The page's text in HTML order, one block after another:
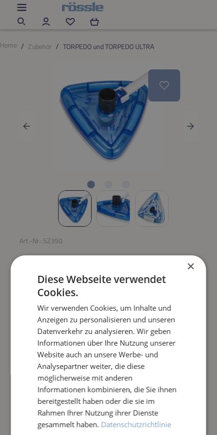
Zum Hauptinhalt springen
Du hast 0 Produkte auf dem Merkzettel
Home
Zubehör TORPEDO und TORPEDO ULTRA
Art.-Nr.: SZ350
DREIECKBODENABSAUG
BÜRSTE TORPEDO
Regulärer Preis:
69,00 €
Preise inkl. MwSt. zzgl. Versandkosten
Produkt Anzahl: Gib den gewünschten
IN DEN WARENKORB
Frage zum Artikel
×
Diese Webseite verwendet
Cookies.
Wir verwenden Cookies, um Inhalte und
Anzeigen zu personalisieren und unseren
Datenverkehr zu analysieren. Wir geben
Informationen über Ihre Nutzung unserer
Website auch an unsere Werbe- und
Analysepartner weiter, die diese
möglicherweise mit anderen
Informationen kombinieren, die Sie ihnen
bereitgestellt haben oder die sie im
Rahmen Ihrer Nutzung ihrer Dienste
gesammelt haben. Datenschutzrichtlinie